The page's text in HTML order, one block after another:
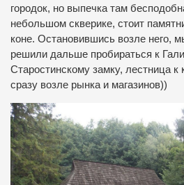
городок, но выпечка там
небольшом скверике, стоит
коне. Остановившись возле него,
решили дальше пробираться к
Старостинскому замку, лестница к
сразу возле рынка и магазинов))